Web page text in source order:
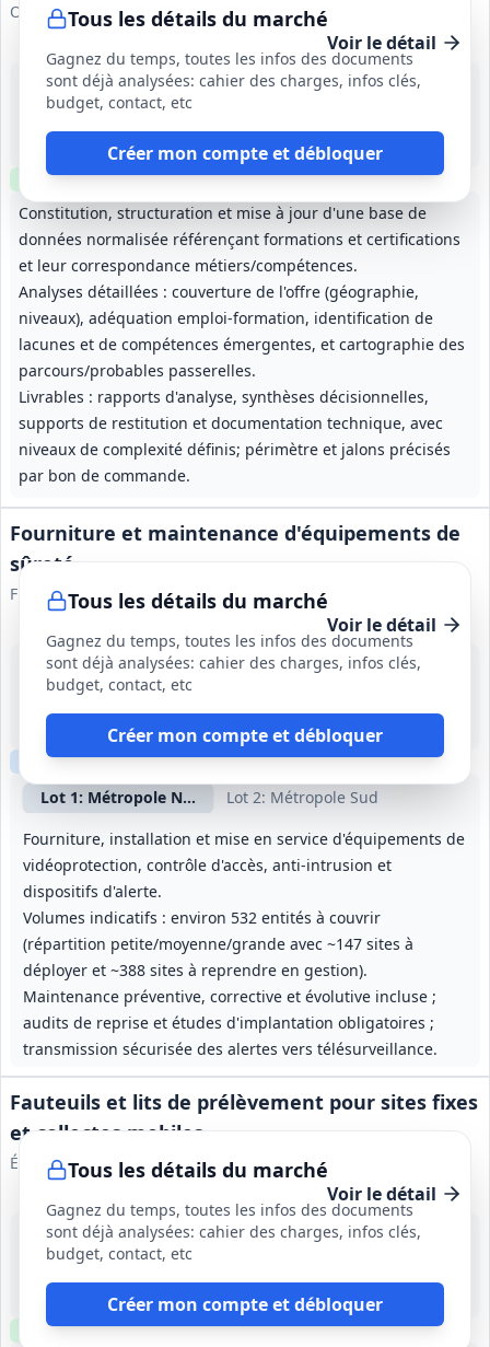
Tous les détails du marché
Gagnez du temps, toutes les infos des documents
sont déjà analysées: cahier des charges, infos clés,
budget, contact, etc
Créer mon compte et débloquer
OCAPIAT
Voir le détail
Constitution, structuration et mise à jour d'une base de
données normalisée référençant formations et certifications
et leur correspondance métiers/compétences.
Analyses détaillées : couverture de l'offre (géographie,
niveaux), adéquation emploi‑formation, identification de
lacunes et de compétences émergentes, et cartographie des
parcours/probables passerelles.
Livrables : rapports d'analyse, synthèses décisionnelles,
supports de restitution et documentation technique, avec
niveaux de complexité définis; périmètre et jalons précisés
par bon de commande.
20 août 2026
France (métropole et Outre-Mer)
1 an; renouvelable trois fois 1 an (durée maximale 4 ans)
Clause environnementale Clause sociale
Tous les détails du marché
Gagnez du temps, toutes les infos des documents
sont déjà analysées: cahier des charges, infos clés,
budget, contact, etc
Créer mon compte et débloquer
Fourniture et maintenance d'équipements de
sûreté
France Travail
Voir le détail
Lot 1: Métropole Nord Lot 2: Métropole Sud
Fourniture, installation et mise en service d'équipements de
vidéoprotection, contrôle d'accès, anti-intrusion et
dispositifs d'alerte.
Volumes indicatifs : environ 532 entités à couvrir
(répartition petite/moyenne/grande avec ~147 sites à
déployer et ~388 sites à reprendre en gestion).
Maintenance préventive, corrective et évolutive incluse ;
audits de reprise et études d'implantation obligatoires ;
transmission sécurisée des alertes vers télésurveillance.
21 août 2026
France métropolitaine
5 ans (à partir de la notification du marché)
Clause sociale
Tous les détails du marché
Gagnez du temps, toutes les infos des documents
sont déjà analysées: cahier des charges, infos clés,
budget, contact, etc
Créer mon compte et débloquer
Fauteuils et lits de prélèvement pour sites fixes
et collectes mobiles
Établissement Français du Sang
Voir le détail
24 août 2026
France métropolitaine et Outre‑Mer
Clause environnementale Échantillonsrequis